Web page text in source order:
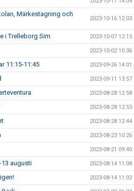
Märkestagning och
2023-10-16 12:03
i Trelleborg Sim 2023-10-07 12:15
2023-10-02 10:36
11:15-11:45 2023-09-26 14:01
2023-09-11 13:57
2023-08-28 12:58
2023-08-28 12:53
2023-08-28 12:44
2023-08-23 10:26
2023-08-21 09:40
augusti 2023-08-14 11:08
2023-08-14 11:02